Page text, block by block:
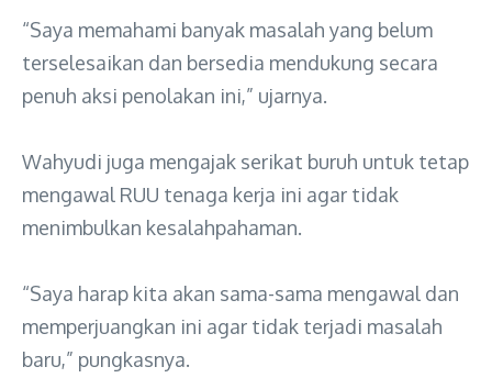
“Saya memahami banyak masalah yang belum
terselesaikan dan bersedia mendukung secara
penuh aksi penolakan ini,” ujarnya.
Wahyudi juga mengajak serikat buruh untuk tetap
mengawal RUU tenaga kerja ini agar tidak
menimbulkan kesalahpahaman.
“Saya harap kita akan sama-sama mengawal dan
memperjuangkan ini agar tidak terjadi masalah
baru,” pungkasnya.